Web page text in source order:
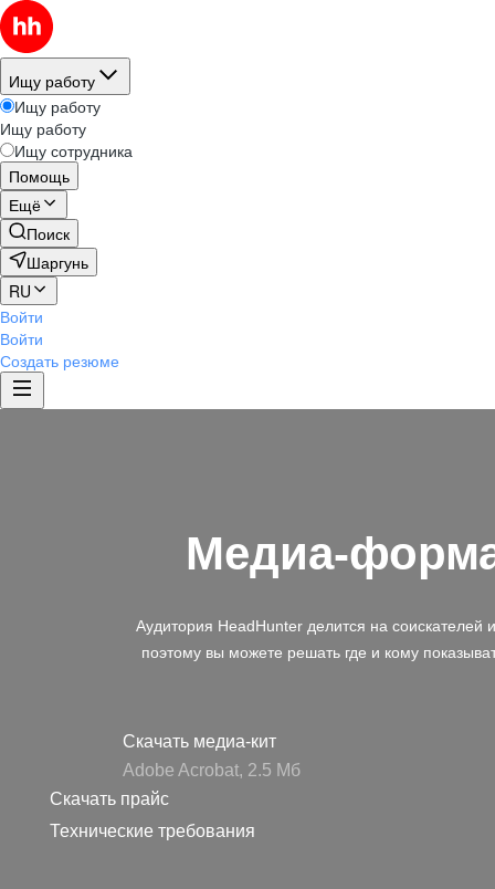
Ищу работу
Ищу работу
Ищу работу
Ищу сотрудника
Помощь
Ещё
Поиск
Шаргунь
RU
Войти
Войти
Создать резюме
Медиа-
Аудитория HeadHunter делится на соискателей
поэтому вы можете решать где и кому
Скачать медиа-кит
Adobe Acrobat, 2.5 Mб
Скачать прайс
Технические требования